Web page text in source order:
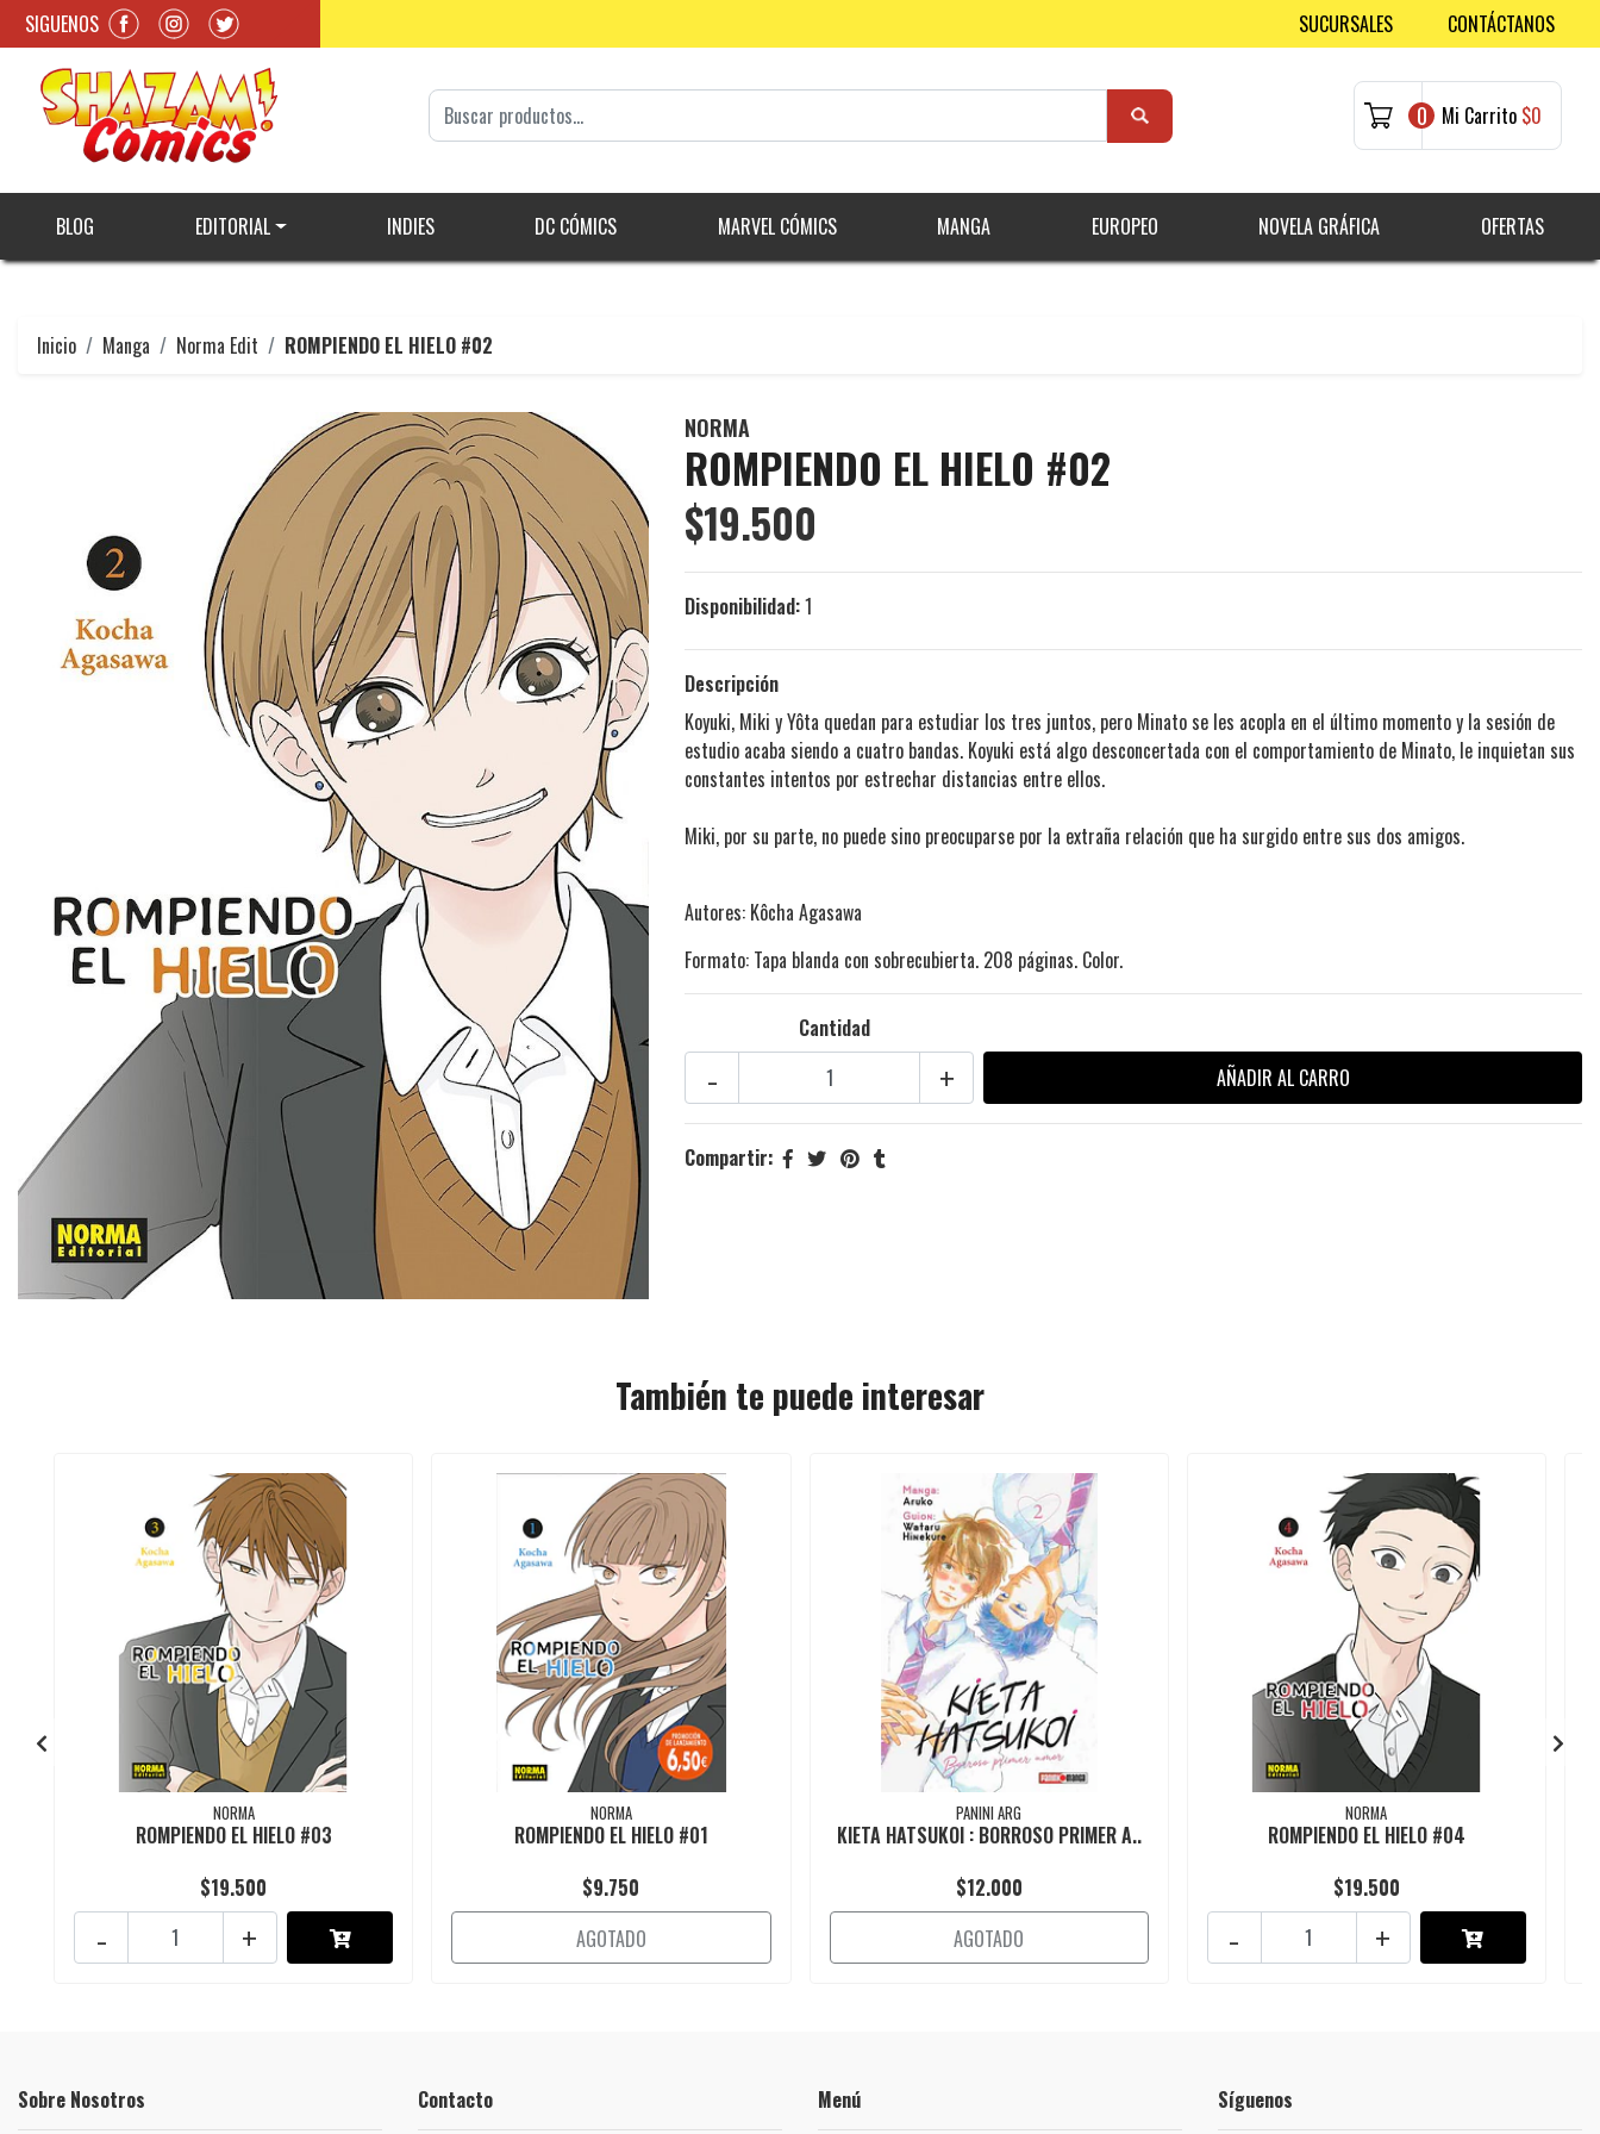
SIGUENOS SUCURSALES CONTÁCTANOS
0 Mi Carrito $0
BLOG EDITORIAL INDIES DC CÓMICS MARVEL CÓMICS MANGA EUROPEO NOVELA GRÁFICA OFERTAS
Inicio Manga Norma Edit ROMPIENDO EL HIELO #02
NORMA
ROMPIENDO EL HIELO #02
$19.500
Disponibilidad:1
Descripción
Koyuki, Miki y Yôta quedan para estudiar los tres juntos, pero Minato se les acopla en el último momento y la sesión de
estudio acaba siendo a cuatro bandas. Koyuki está algo desconcertada con el comportamiento de Minato, le inquietan sus
constantes intentos por estrechar distancias entre ellos.
Miki, por su parte, no puede sino preocuparse por la extraña relación que ha surgido entre sus dos amigos.
Autores: Kôcha Agasawa
Formato: Tapa blanda con sobrecubierta. 208 páginas. Color.
Cantidad
+
-
Compartir:
También te puede interesar
NORMA
ROMPIENDO EL HIELO #03
$19.500
+
-
NORMA
ROMPIENDO EL HIELO #01
$9.750
AGOTADO
PANINI ARG
KIETA HATSUKOI : BORROSO PRIMER A..
$12.000
AGOTADO
NORMA
ROMPIENDO EL HIELO #04
$19.500
+
-
Sobre Nosotros Contacto Menú Síguenos